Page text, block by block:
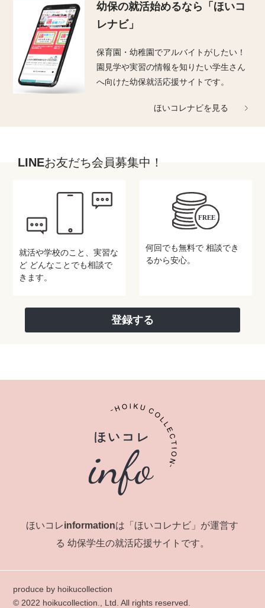
幼保の就活始めるなら 「ほいコ
レナビ」
保育園・幼稚園でアルバイトがしたい！
園見学や実習の情報を知りたい学生さん
へ向けた幼保就活応援サイトです。
ほいコレナビを見る
LINEお友だち会員募集中！
就活や学校のこと、実習な
どどんなことでも相談で
きます。
何回でも無料で相談でき
るから安心。
登録する
ほいコレinformationは「ほいコレナビ」が運営す
る 幼保学生の就活応援サイトです。
produce by hoikucollection
© 2022 hoikucollection., Ltd. All rights reserved.